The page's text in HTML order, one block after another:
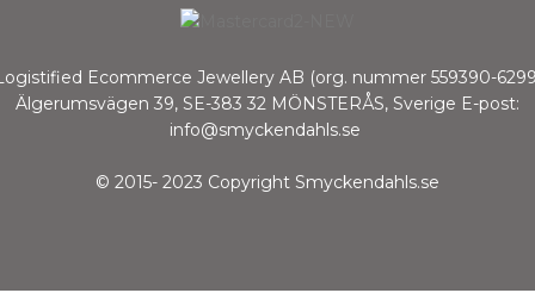
Ecommerce Jewellery AB (org. nummer 559390-
Älgerumsvägen 39, SE-383 32 MÖNSTERÅS, Sverige E-post:
info@smyckendahls.se
© 2015- 2023 Copyright Smyckendahls.se